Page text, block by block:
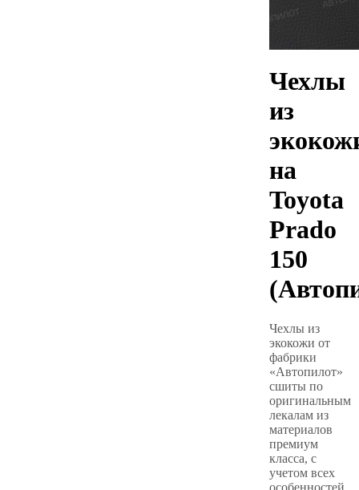
Чехлы
из
на
Toyota
Prado
150
Чехлы из
экокожи от
фабрики
«Автопилот»
сшиты по
оригинальным
лекалам из
материалов
премиум
класса, с
учетом всех
особенностей